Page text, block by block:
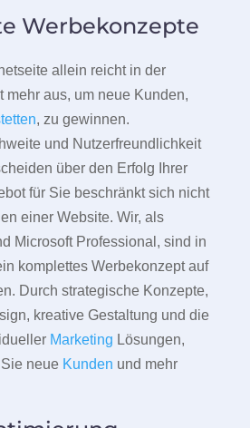
Werbekonzepte
allein reicht in der
mehr aus, um neue Kunden,
, zu gewinnen.
und Nutzerfreundlichkeit
über den Erfolg Ihrer
für Sie beschränkt sich nicht
einer Website. Wir, als
Microsoft Professional, sind in
komplettes Werbekonzept auf
Durch strategische Konzepte,
kreative Gestaltung und die
Marketing Lösungen,
neue Kunden und mehr